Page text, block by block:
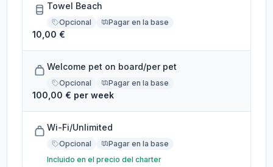
Towel Beach
Opcional Pagar en la base
10,00 €
Welcome pet on board/per pet
Opcional Pagar en la base
100,00 € per week
Wi-Fi/Unlimited
Opcional
Pagar en la base
Incluido en el precio del charter